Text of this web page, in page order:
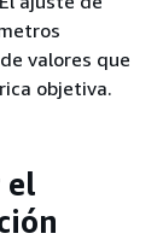
valores que
objetiva.
el